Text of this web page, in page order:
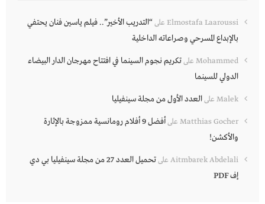
Elmostafa Laaroussi على“التدريب الأخير”.. فيلم ياسين فنان يحتفي
بالإبداع المسرحي وصراعاته الداخلية
Mohammed علىتكريم نجوم السينما في افتتاح مهرجان الدار البيضاء
الدولي للسينما
Malek علىالعدد الأول من مجلة سينفيليا
Matthias Gocher على
أفضل 9 أفلام رومانسية ممزوجة بالإثارة
والأكشن!
Aitmbarek Abdelali على
تحميل العدد 27 من مجلة سينفيليا بي دي
إف PDF